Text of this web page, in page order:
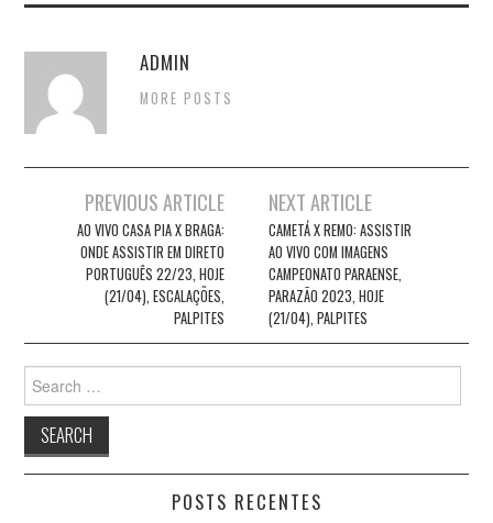
ADMIN
MORE POSTS
navigation
PREVIOUS ARTICLE
AO VIVO CASA PIA X BRAGA:
ONDE ASSISTIR EM DIRETO
PORTUGUÊS 22/23, HOJE
(21/04), ESCALAÇÕES,
PALPITES
NEXT ARTICLE
CAMETÁ X REMO: ASSISTIR
AO VIVO COM IMAGENS
CAMPEONATO PARAENSE,
PARAZÃO 2023, HOJE
(21/04), PALPITES
Search
for:
POSTS RECENTES